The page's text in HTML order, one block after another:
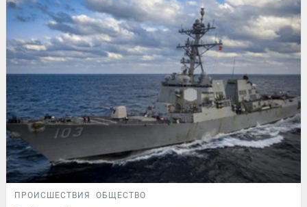
ПРОИСШЕСТВИЯ ОБЩЕСТВО